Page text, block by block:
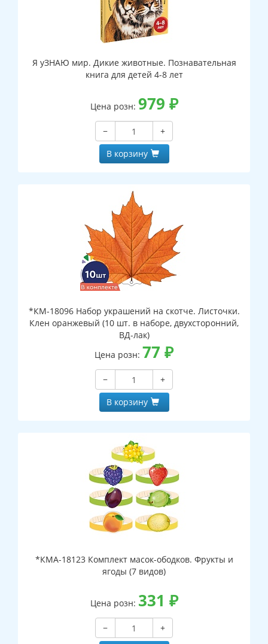
Я уЗНАЮ мир. Дикие животные. Познавательная
книга для детей 4-8 лет
Цена розн: 979 ₽
−
+
В корзину
*КМ-18096 Набор украшений на скотче. Листочки.
Клен оранжевый (10 шт. в наборе, двухсторонний,
ВД-лак)
Цена розн: 77 ₽
−
+
В корзину
*КМА-18123 Комплект масок-ободков. Фрукты и
ягоды (7 видов)
Цена розн: 331 ₽
−
+